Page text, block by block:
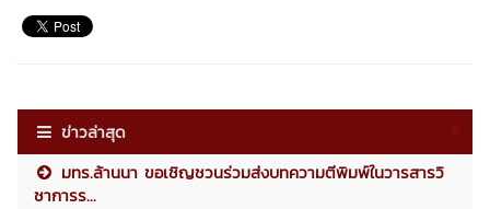
ข่าวล่าสุด
มทร.ล้านนา ขอเชิญชวนร่วมส่งบทความตีพิมพ์ในวารสารวิ
ชาการร...